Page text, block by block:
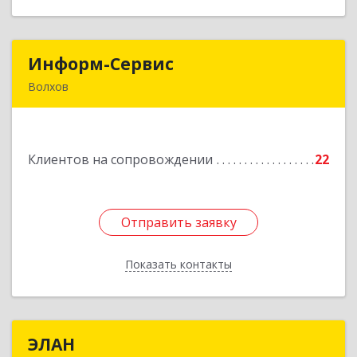
Информ-Сервис
Волхов
Клиентов на сопровождении 22
Отправить заявку
Показать контакты
Подробнее
Отправить заявку
Назад
ЭЛАН